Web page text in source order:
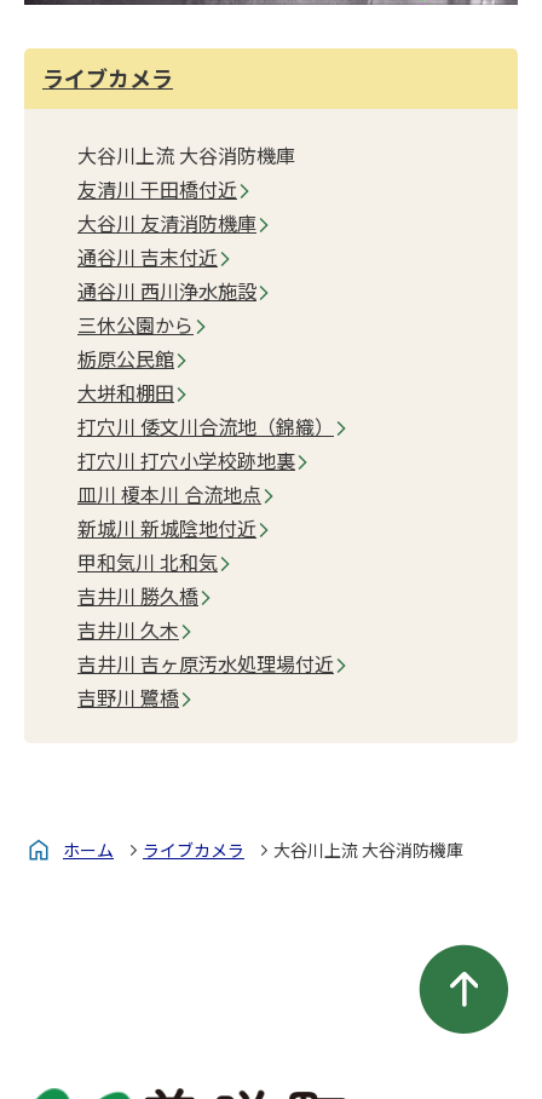
ライブカメラ
大谷川上流 大谷消防機庫
友清川 干田橋付近
大谷川 友清消防機庫
通谷川 吉末付近
通谷川 西川浄水施設
三休公園から
栃原公民館
大垪和棚田
打穴川 倭文川合流地（錦織）
打穴川 打穴小学校跡地裏
皿川 榎本川 合流地点
新城川 新城陰地付近
甲和気川 北和気
吉井川 勝久橋
吉井川 久木
吉井川 吉ヶ原汚水処理場付近
吉野川 鷺橋
ホーム ライブカメラ 大谷川上流 大谷消防機庫